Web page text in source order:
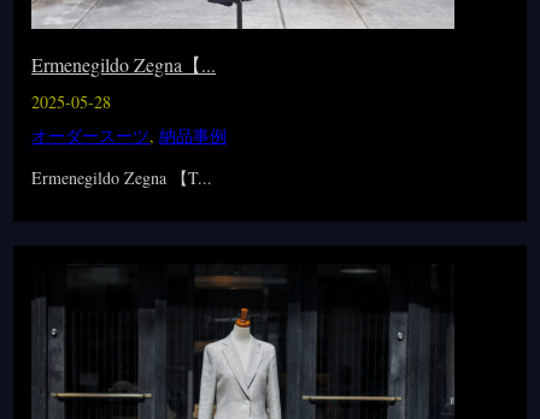
Ermenegildo Zegna【...
2025-05-28
オーダースーツ,納品事例
Ermenegildo Zegna 【T...